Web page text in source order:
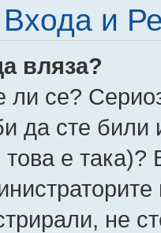
и
вляза?
ли се?
да сте
е така)?
не